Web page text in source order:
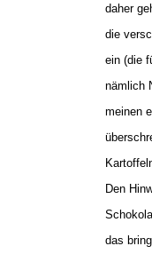
daher
die
ein (die
nämlich
meinen
Den
das